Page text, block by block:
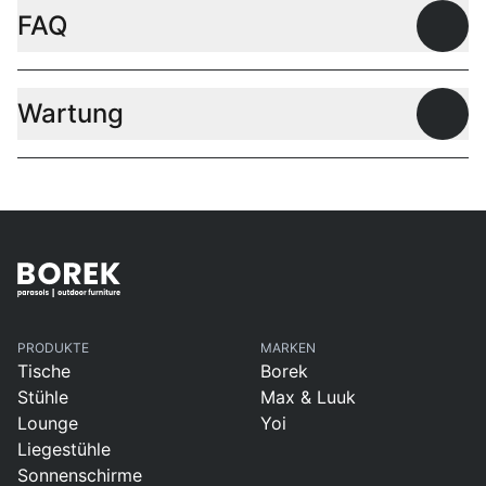
FAQ
Wartung
PRODUKTE
Tische
Stühle
Lounge
Liegestühle
Sonnenschirme
MARKEN
Borek
Max & Luuk
Yoi